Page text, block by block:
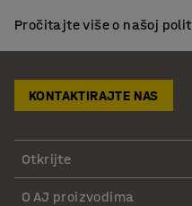
Pročitajte više o našoj
KONTAKTIRAJTE NAS
Otkrijte
O AJ proizvodima